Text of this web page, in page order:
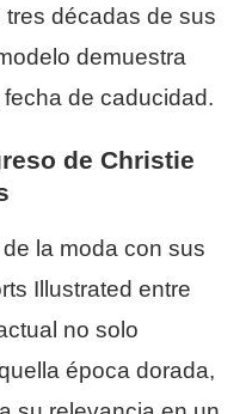
décadas de sus
demuestra
de caducidad.
de Christie
la moda con sus
Illustrated entre
no solo
época dorada,